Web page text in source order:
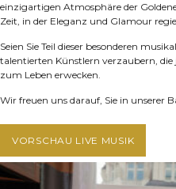
einzigartigen Atmosphäre der
Zeit, in der Eleganz und Glamour
Seien Sie Teil dieser besonderen
talentierten Künstlern verzaubern, die
zum Leben erwecken.
Wir freuen uns darauf, Sie in unserer
VORSCHAU LIVE MUSIK